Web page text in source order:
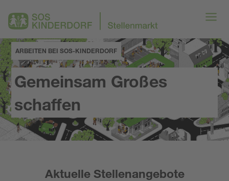
ARBEITEN BEI SOS-KINDERDORF
Gemeinsam Großes
schaffen
Aktuelle Stellenangebote